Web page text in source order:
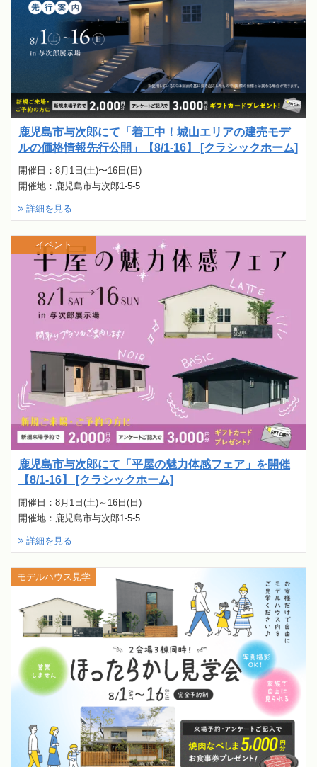
鹿児島市与次郎にて「着工中！城山エリアの建売モデ
ルの価格情報先行公開」【8/1-16】 [クラシックホーム]
開催日：8月1日(土)〜16日(日)
開催地：鹿児島市与次郎1-5-5
詳細を見る
鹿児島市与次郎にて「平屋の魅力体感フェア」を開催
【8/1-16】 [クラシックホーム]
開催日：8月1日(土)～16日(日)
開催地：鹿児島市与次郎1-5-5
詳細を見る
イベント
モデルハウス見学